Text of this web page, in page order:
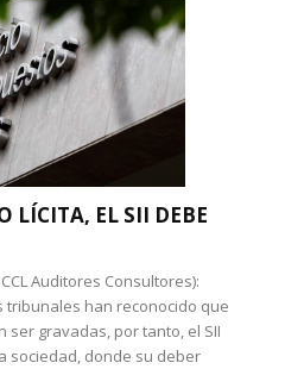
LÍCITA, EL SII DEBE
Auditores Consultores):
tribunales han reconocido que
ser gravadas, por tanto, el SII
sociedad, donde su deber